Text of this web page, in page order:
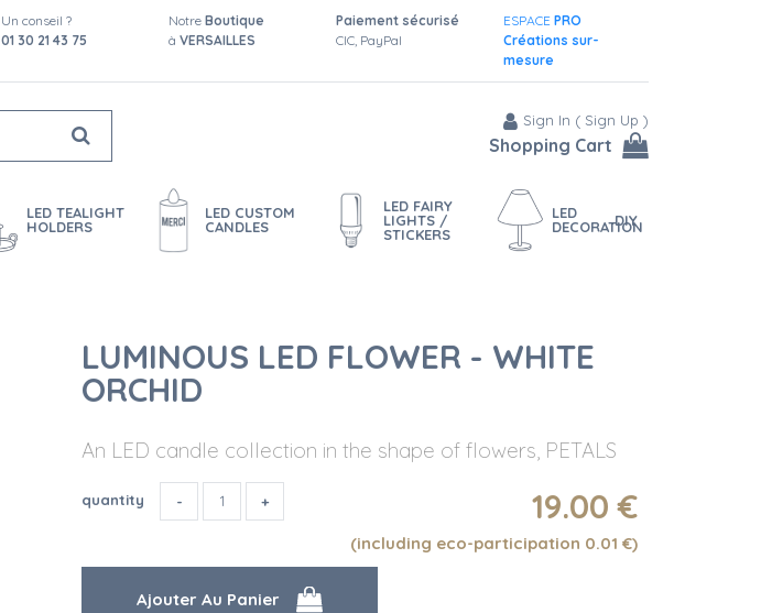
Un conseil ?
01 30 21 43 75
Notre Boutique
à VERSAILLES
Paiement sécurisé
CIC, PayPal
ESPACE PRO
Créations sur-
mesure
Sign In ( Sign Up )
Shopping Cart
LED TEALIGHT
HOLDERS
LED CUSTOM
CANDLES
LED FAIRY
LIGHTS /
STICKERS
LED
DECORATION
DIY
LUMINOUS LED FLOWER - WHITE
ORCHID
An LED candle collection in the shape of flowers, PETALS
19.00 €
(including eco-participation 0.01 €)
quantity